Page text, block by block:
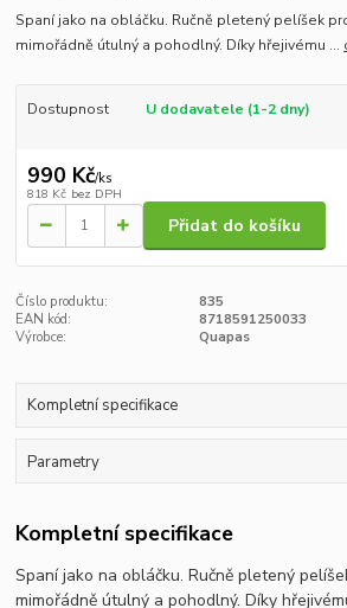
Spaní jako na obláčku. Ručně pletený pelíšek
mimořádně útulný a pohodlný. Díky hřejivému ...
Dostupnost U dodavatele (1-2 dny)
990 Kč/ks
818 Kč bez DPH
Přidat do košíku
Číslo produktu:
835
EAN kód:
8718591250033
Výrobce:
Quapas
Kompletní specifikace
Parametry
Kompletní specifikace
Spaní jako na obláčku. Ručně pletený
mimořádně útulný a pohodlný. Díky